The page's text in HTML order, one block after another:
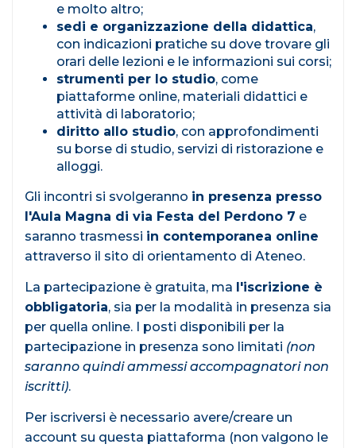
e molto altro;
sedi e organizzazione della didattica,
con indicazioni pratiche su dove trovare gli
orari delle lezioni e le informazioni sui corsi;
strumenti per lo studio, come
piattaforme online, materiali didattici e
attività di laboratorio;
diritto allo studio, con approfondimenti
su borse di studio, servizi di ristorazione e
alloggi.
Gli incontri si svolgeranno in presenza presso
l'Aula Magna di via Festa del Perdono 7 e
saranno trasmessi in contemporanea online
attraverso il sito di orientamento di Ateneo.
La partecipazione è gratuita, ma l'iscrizione è
obbligatoria, sia per la modalità in presenza sia
per quella online. I posti disponibili per la
partecipazione in presenza sono limitati (non
saranno quindi ammessi accompagnatori non
iscritti).
Per iscriversi è necessario avere/creare un
account su questa piattaforma (non valgono le